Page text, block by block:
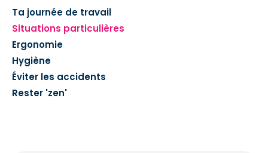
Ta journée de travail
Situations particulières
Ergonomie
Hygiène
Éviter les accidents
Rester 'zen'